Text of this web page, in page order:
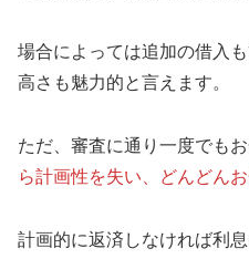
場合によっては追加の借入
高さも魅力的と言えます。
ただ、審査に通り一度でも
ら計画性を失い、どんどん
計画的に返済しなければ利